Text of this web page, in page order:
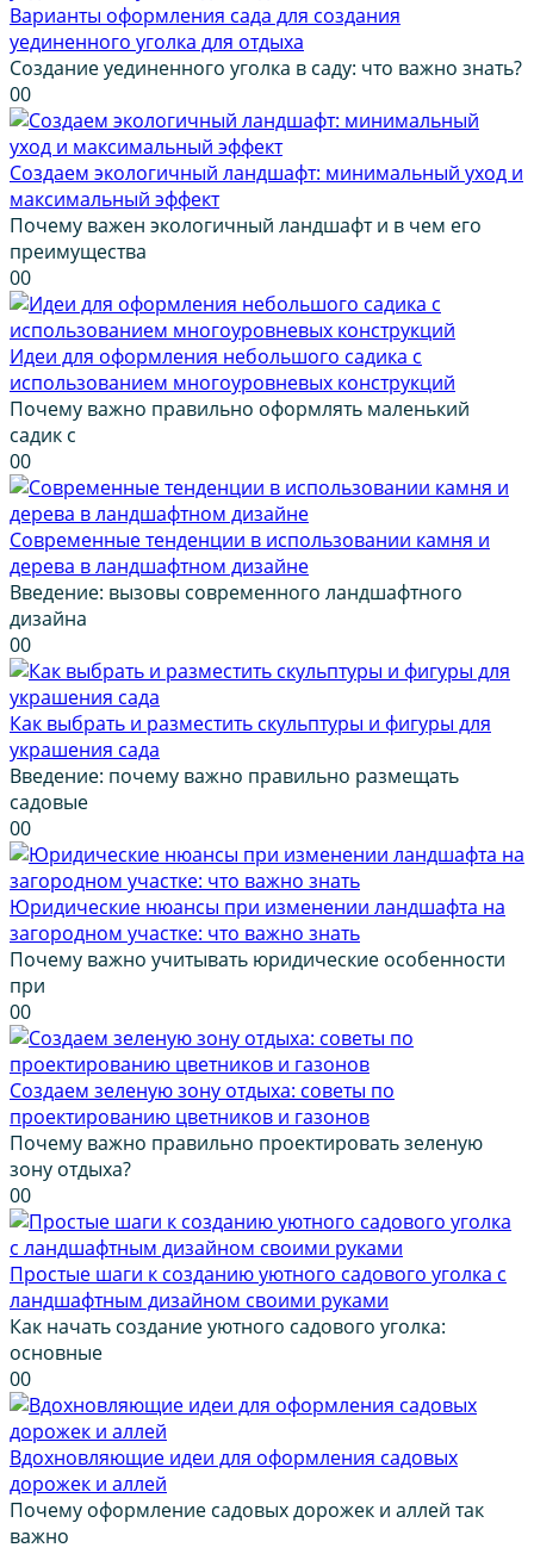
Варианты оформления сада для создания
уединенного уголка для отдыха
Создание уединенного уголка в саду: что важно знать?
00
Создаем экологичный ландшафт: минимальный уход и
максимальный эффект
Почему важен экологичный ландшафт и в чем его
преимущества
00
Идеи для оформления небольшого садика с
использованием многоуровневых конструкций
Почему важно правильно оформлять маленький
садик с
00
Современные тенденции в использовании камня и
дерева в ландшафтном дизайне
Введение: вызовы современного ландшафтного
дизайна
00
Как выбрать и разместить скульптуры и фигуры для
украшения сада
Введение: почему важно правильно размещать
садовые
00
Юридические нюансы при изменении ландшафта на
загородном участке: что важно знать
Почему важно учитывать юридические особенности
при
00
Создаем зеленую зону отдыха: советы по
проектированию цветников и газонов
Почему важно правильно проектировать зеленую
зону отдыха?
00
Простые шаги к созданию уютного садового уголка с
ландшафтным дизайном своими руками
Как начать создание уютного садового уголка:
основные
00
Вдохновляющие идеи для оформления садовых
дорожек и аллей
Почему оформление садовых дорожек и аллей так
важно